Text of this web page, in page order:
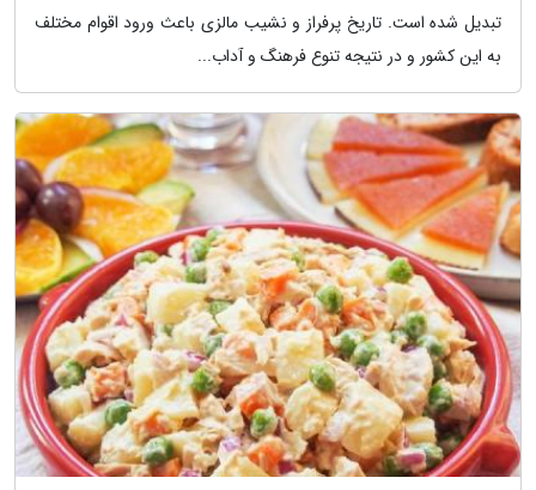
تبدیل شده است. تاریخ پرفراز و نشیب مالزی باعث ورود اقوام مختلف
به این کشور و در نتیجه تنوع فرهنگ و آداب...